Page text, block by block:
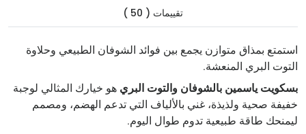
تقييمات ( 50 )
استمتع بمذاق متوازن يجمع بين فوائد الشوفان الطبيعي وحلاوة
التوت البري المنعشة.
بسكويت ياسمين بالشوفان والتوت البري هو خيارك المثالي لوجبة
خفيفة صحية ولذيذة، غني بالألياف التي تدعم الهضم، ومصمم
ليمنحك طاقة طبيعية تدوم طوال اليوم.